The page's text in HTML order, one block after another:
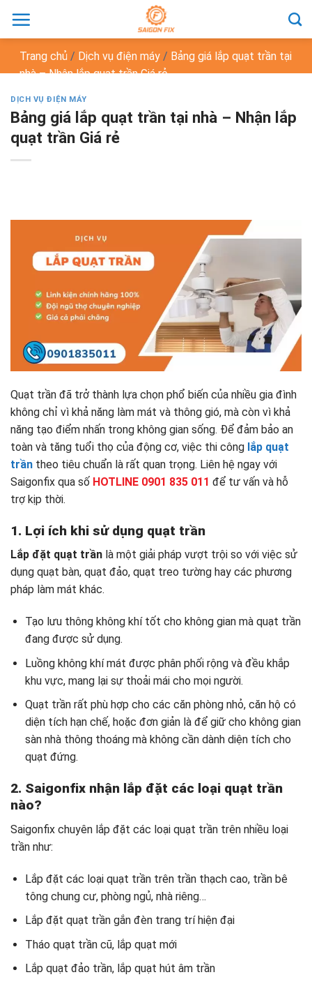
đến
dungTrang chủ / Dịch vụ điện máy / Bảng giá lắp quạt trần tại
nhà – Nhận lắp quạt trần Giá rẻ
DỊCH VỤ ĐIỆN MÁY
Bảng giá lắp quạt trần tại nhà – Nhận lắp
quạt trần Giá rẻ
Quạt trần đã trở thành lựa chọn phổ biến của nhiều gia đình
không chỉ vì khả năng làm mát và thông gió, mà còn vì khả
năng tạo điểm nhấn trong không gian sống. Để đảm bảo an
toàn và tăng tuổi thọ của động cơ, việc thi công lắp quạt
trần theo tiêu chuẩn là rất quan trọng. Liên hệ ngay với
Saigonfix qua số HOTLINE 0901 835 011 để tư vấn và hỗ
trợ kịp thời.
1. Lợi ích khi sử dụng quạt trần
Lắp đặt quạt trần là một giải pháp vượt trội so với việc sử
dụng quạt bàn, quạt đảo, quạt treo tường hay các phương
pháp làm mát khác.
Tạo lưu thông không khí tốt cho không gian mà quạt trần
đang được sử dụng.
Luồng không khí mát được phân phối rộng và đều khắp
khu vực, mang lại sự thoải mái cho mọi người.
Quạt trần rất phù hợp cho các căn phòng nhỏ, căn hộ có
diện tích hạn chế, hoặc đơn giản là để giữ cho không gian
sàn nhà thông thoáng mà không cần dành diện tích cho
quạt đứng.
2. Saigonfix nhận lắp đặt các loại quạt trần
nào?
Saigonfix chuyên lắp đặt các loại quạt trần trên nhiều loại
trần như:
Lắp đặt các loại quạt trần trên trần thạch cao, trần bê
tông chung cư, phòng ngủ, nhà riêng…
Lắp đặt quạt trần gắn đèn trang trí hiện đại
Tháo quạt trần cũ, lắp quạt mới
Lắp quạt đảo trần, lắp quạt hút âm trần